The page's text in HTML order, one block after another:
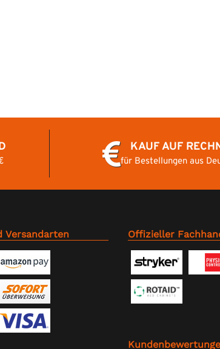
KAUF AUF
für Bestellungen aus
Versandarten Offizieller